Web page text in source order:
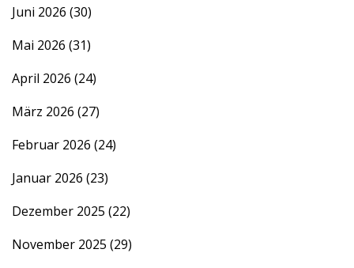
Juni 2026 (30)
Mai 2026 (31)
April 2026 (24)
März 2026 (27)
Februar 2026 (24)
Januar 2026 (23)
Dezember 2025 (22)
November 2025 (29)